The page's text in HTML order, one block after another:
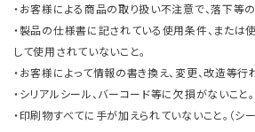
・お客様による商品の取り扱い不注意で、落下等
・製品の仕様書に記されている使用条件、また
して使用されていないこと。
・お客様によって情報の書き換え、変更、改造等行
・シリアルシール、バーコード等に欠損がないこと。
・印刷物すべてに手が加えられていないこと。（シ